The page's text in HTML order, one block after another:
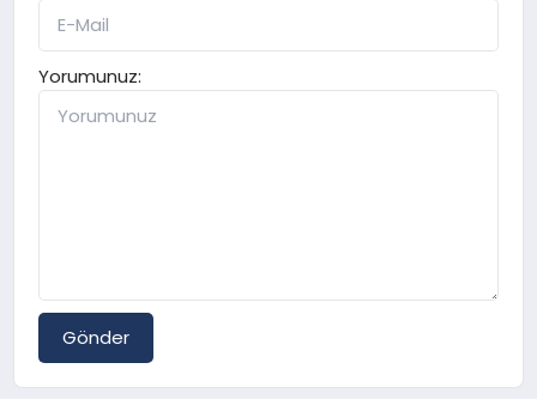
Yorumunuz:
Gönder